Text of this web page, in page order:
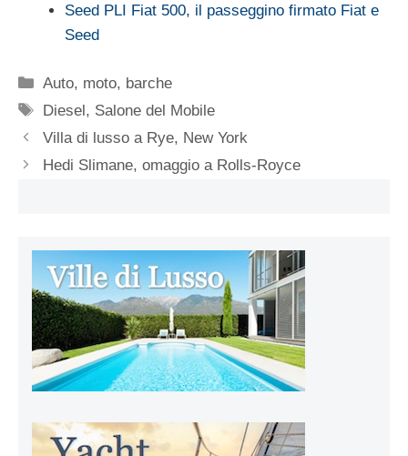
Seed PLI Fiat 500, il passeggino firmato Fiat e
Seed
Categorie
Auto, moto, barche
Tag
Diesel , Salone del Mobile
Villa di lusso a Rye, New York
Hedi Slimane, omaggio a Rolls-Royce